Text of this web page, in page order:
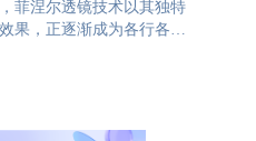
菲涅尔透镜技术以其独特
果，正逐渐成为各行各业
菲涅尔透镜的应用可谓
透镜的独特结构使其在视